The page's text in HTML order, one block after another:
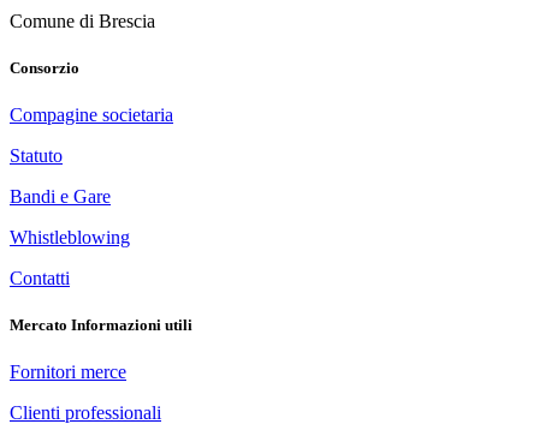
Comune di Brescia
Consorzio
Compagine societaria
Statuto
Bandi e Gare
Whistle­blowing
Contatti
Mercato Informazioni utili
Fornitori merce
Clienti professionali